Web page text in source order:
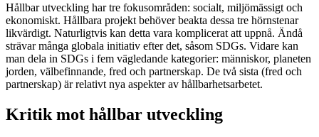
Hållbar utveckling har tre fokusområden: socialt, miljömässigt och
ekonomiskt. Hållbara projekt behöver beakta dessa tre hörnstenar
likvärdigt. Naturligtvis kan detta vara komplicerat att uppnå. Ändå
strävar många globala initiativ efter det, såsom SDGs. Vidare kan
man dela in SDGs i fem vägledande kategorier: människor, planeten
jorden, välbefinnande, fred och partnerskap. De två sista (fred och
partnerskap) är relativt nya aspekter av hållbarhetsarbetet.
Kritik mot hållbar utveckling